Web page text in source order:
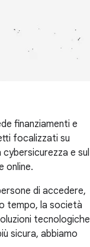
finanziamenti e
focalizzati su
e sul
online.
di accedere,
tempo, la società
tecnologiche
sicura, abbiamo